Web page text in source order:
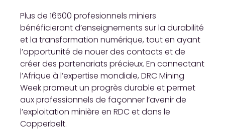
Plus de 16500 profesionnels miniers
bénéficieront d’enseignements sur la durabilité
et la transformation numérique, tout en ayant
l’opportunité de nouer des contacts et de
créer des partenariats précieux. En connectant
l’Afrique à l’expertise mondiale, DRC Mining
Week promeut un progrès durable et permet
aux professionnels de façonner l’avenir de
l’exploitation minière en RDC et dans le
Copperbelt.